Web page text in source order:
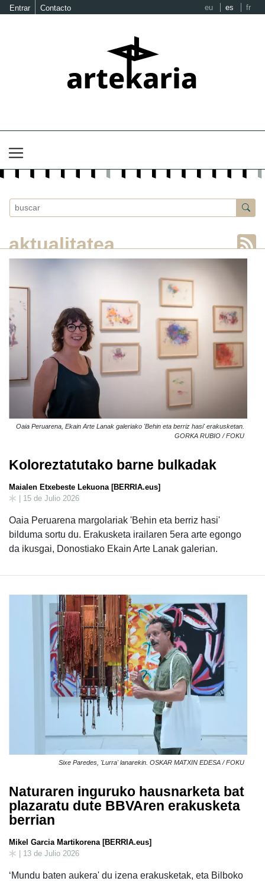
Entrar Contacto eu es fr
aktualitatea
Oaia Peruarena, Ekain Arte Lanak galeriako 'Behin eta berriz hasi' erakusketan.
GORKA RUBIO / FOKU
Koloreztatutako barne bulkadak
Maialen Etxebeste Lekuona [BERRIA.eus]
| 15 de Julio 2026
Oaia Peruarena margolariak 'Behin eta berriz hasi'
bilduma sortu du. Erakusketa irailaren 5era arte egongo
da ikusgai, Donostiako Ekain Arte Lanak galerian.
Sixe Paredes, 'Lurra' lanarekin. OSKAR MATXIN EDESA / FOKU
Naturaren inguruko hausnarketa bat
plazaratu dute BBVAren erakusketa
berrian
Mikel Garcia Martikorena [BERRIA.eus]
| 13 de Julio 2026
‘Mundu baten aukera' du izena erakusketak, eta Bilboko